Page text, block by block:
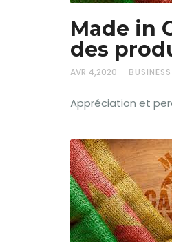
Made in
des
AVR 4,2020 BUSINESS
Appréciation et